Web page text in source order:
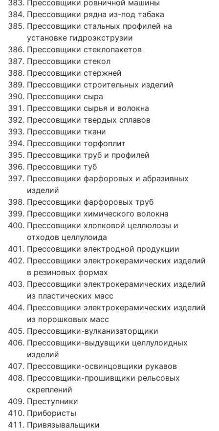
Прессовщики ровничной машины
Прессовщики рядна из-под табака
Прессовщики стальных профилей на
установке гидроэкструзии
Прессовщики стеклопакетов
Прессовщики стекол
Прессовщики стержней
Прессовщики строительных изделий
Прессовщики сыра
Прессовщики сырья и волокна
Прессовщики твердых сплавов
Прессовщики ткани
Прессовщики торфоплит
Прессовщики труб и профилей
Прессовщики туб
Прессовщики фарфоровых и абразивных
изделий
Прессовщики фарфоровых труб
Прессовщики химического волокна
Прессовщики хлопковой целлюлозы и
отходов целлулоида
Прессовщики электродной продукции
Прессовщики электрокерамических изделий
в резиновых формах
Прессовщики электрокерамических изделий
из пластических масс
Прессовщики электрокерамических изделий
из порошковых масс
Прессовщики-вулканизаторщики
Прессовщики-выдувщики целлулоидных
изделий
Прессовщики-освинцовщики рукавов
Прессовщики-прошивщики рельсовых
скреплений
Преступники
Прибористы
Привязывальщики